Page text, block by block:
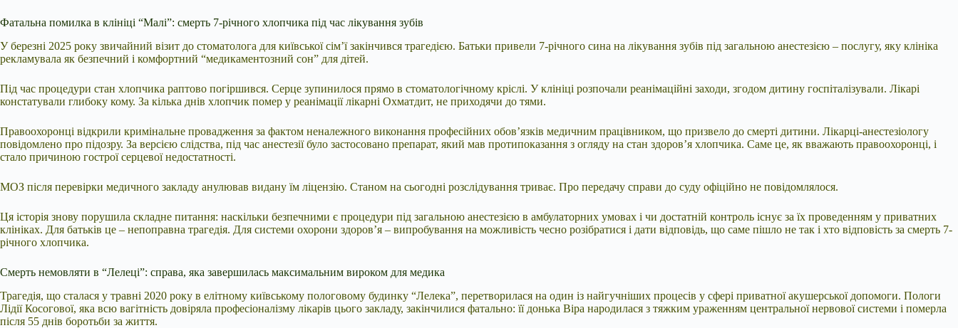
Фатальна помилка в клініці “Малі”: смерть 7-річного хлопчика під час лікування зубів
У березні 2025 року звичайний візит до стоматолога для київської сім’ї закінчився трагедією. Батьки привели 7-річного сина на лікування зубів під загальною анестезією – послугу, яку клініка
рекламувала як безпечний і комфортний “медикаментозний сон” для дітей.
Під час процедури стан хлопчика раптово погіршився. Серце зупинилося прямо в стоматологічному кріслі. У клініці розпочали реанімаційні заходи, згодом дитину госпіталізували. Лікарі
констатували глибоку кому. За кілька днів хлопчик помер у реанімації лікарні Охматдит, не приходячи до тями.
Правоохоронці відкрили кримінальне провадження за фактом неналежного виконання професійних обов’язків медичним працівником, що призвело до смерті дитини. Лікарці-анестезіологу
повідомлено про підозру. За версією слідства, під час анестезії було застосовано препарат, який мав протипоказання з огляду на стан здоров’я хлопчика. Саме це, як вважають правоохоронці, і
стало причиною гострої серцевої недостатності.
МОЗ після перевірки медичного закладу анулював видану їм ліцензію. Станом на сьогодні розслідування триває. Про передачу справи до суду офіційно не повідомлялося.
Ця історія знову порушила складне питання: наскільки безпечними є процедури під загальною анестезією в амбулаторних умовах і чи достатній контроль існує за їх проведенням у приватних
клініках. Для батьків це – непоправна трагедія. Для системи охорони здоров’я – випробування на можливість чесно розібратися і дати відповідь, що саме пішло не так і хто відповість за смерть 7-
річного хлопчика.
Смерть немовляти в “Лелеці”: справа, яка завершилась максимальним вироком для медика
Трагедія, що сталася у травні 2020 року в елітному київському пологовому будинку “Лелека”, перетворилася на один із найгучніших процесів у сфері приватної акушерської допомоги. Пологи
Лідії Косогової, яка всю вагітність довіряла професіоналізму лікарів цього закладу, закінчилися фатально: її донька Віра народилася з тяжким ураженням центральної нервової системи і померла
після 55 днів боротьби за життя.